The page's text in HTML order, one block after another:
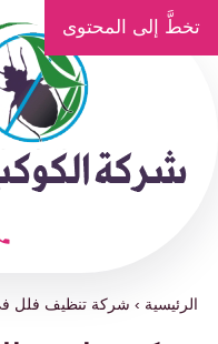
تخطَّ إلى المحتوى
الرئيسية ›شركة تنظيف فلل في